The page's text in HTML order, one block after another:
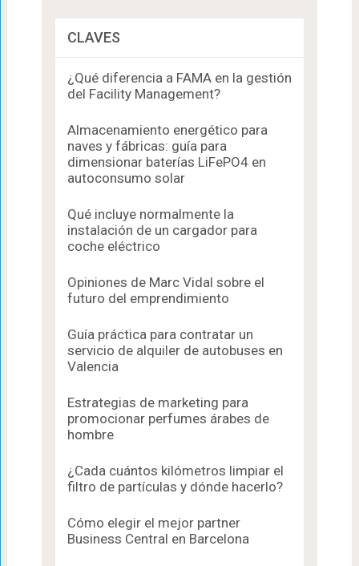
CLAVES
¿Qué diferencia a FAMA en la gestión
del Facility Management?
Almacenamiento energético para
naves y fábricas: guía para
dimensionar baterías LiFePO4 en
autoconsumo solar
Qué incluye normalmente la
instalación de un cargador para
coche eléctrico
Opiniones de Marc Vidal sobre el
futuro del emprendimiento
Guía práctica para contratar un
servicio de alquiler de autobuses en
Valencia
Estrategias de marketing para
promocionar perfumes árabes de
hombre
¿Cada cuántos kilómetros limpiar el
filtro de partículas y dónde hacerlo?
Cómo elegir el mejor partner
Business Central en Barcelona